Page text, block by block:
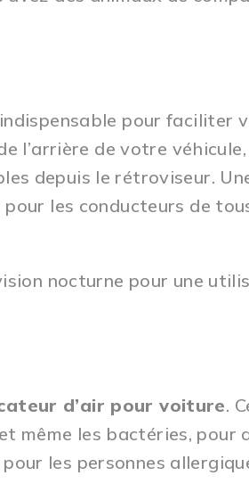
pour faciliter
l’arrière de votre véhicule,
depuis le rétroviseur.
les conducteurs de
nocturne pour une
d’air pour voiture.
même les bactéries, pour
les personnes